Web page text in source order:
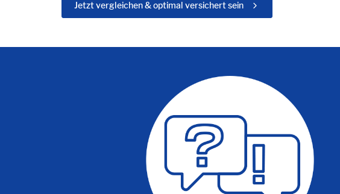
Jetzt vergleichen & optimal versichert sein